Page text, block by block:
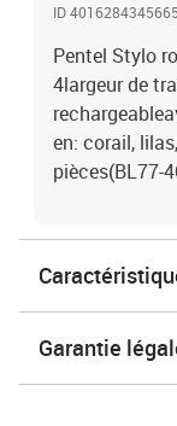
ID 4016284345665
Pentel Stylo
4largeur de
en: corail,
pièces(BL77-
Garantie